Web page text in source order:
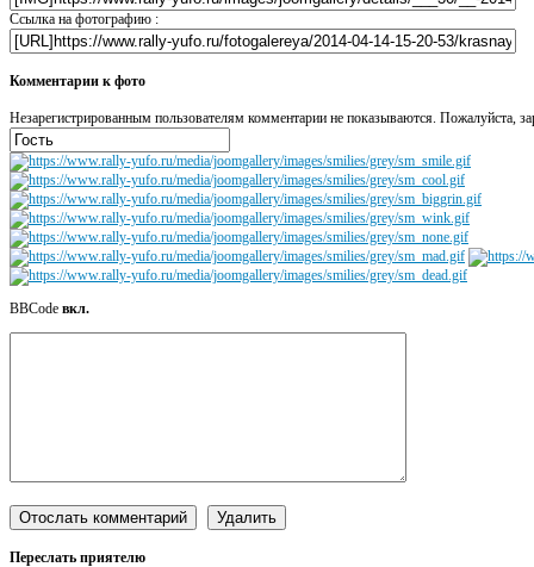
Ссылка на фотографию :
Комментарии к фото
Незарегистрированным пользователям комментарии не показываются. Пожалуйста,
BBCode вкл.
Переслать приятелю